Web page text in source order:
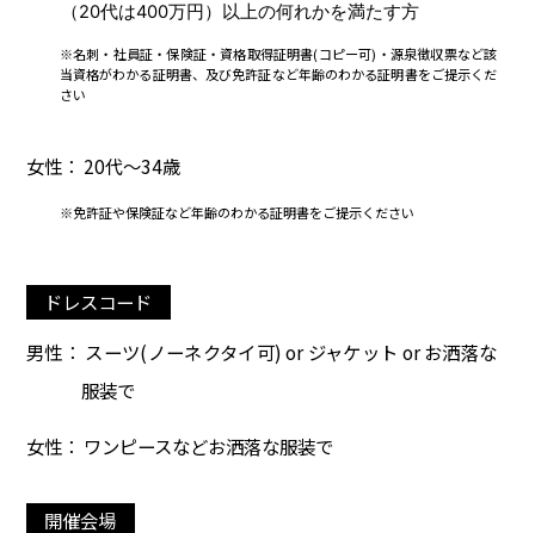
（20代は400万円）以上の何れかを満たす方
※名刺・社員証・保険証・資格取得証明書(コピー可)・源泉徴収票など該
当資格がわかる証明書、及び免許証など年齢のわかる証明書をご提示くだ
さい
女性： 20代～34歳
※免許証や保険証など年齢のわかる証明書をご提示ください
ドレスコード
男性： スーツ(ノーネクタイ可) or ジャケット or お洒落な
服装で
女性： ワンピースなどお洒落な服装で
開催会場